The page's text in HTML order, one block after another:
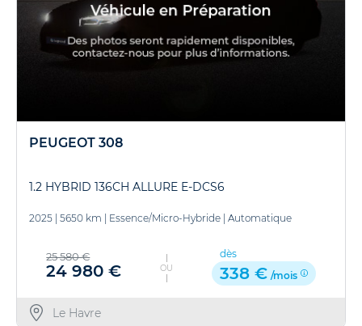
PEUGEOT 308
1.2 HYBRID 136CH ALLURE E-DCS6
2025 5650 km Essence/Micro-Hybride Automatique
25 580 €
24 980 € OU
dès
338 € /mois
Le Havre